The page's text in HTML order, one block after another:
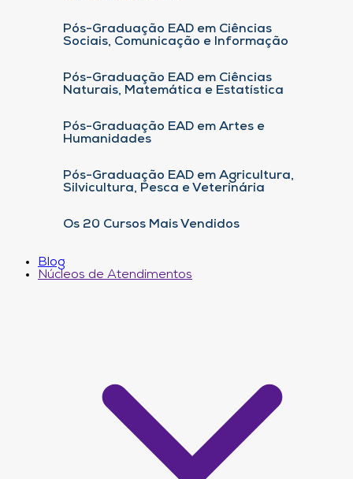
Pós-Graduação EAD em Ciências
Sociais, Comunicação e Informação
Pós-Graduação EAD em Ciências
Naturais, Matemática e Estatística
Pós-Graduação EAD em Artes e
Humanidades
Pós-Graduação EAD em Agricultura,
Silvicultura, Pesca e Veterinária
Os 20 Cursos Mais Vendidos
Blog
Núcleos de Atendimentos